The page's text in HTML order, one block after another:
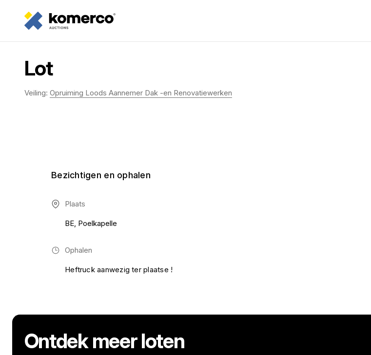
Lot
Veiling: Opruiming Loods Aannemer Dak -en Renovatiewerken
Bezichtigen en ophalen
Plaats
BE, Poelkapelle
Ophalen
Heftruck aanwezig ter plaatse !
Ontdek meer loten